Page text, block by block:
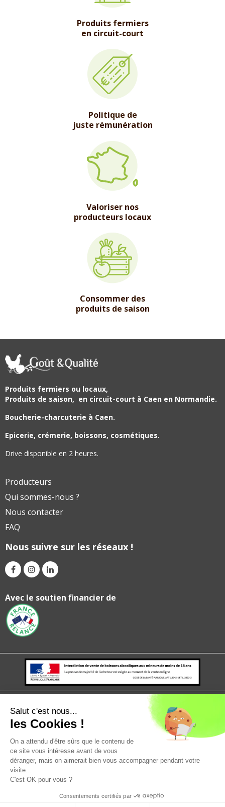
Produits fermiers
en circuit-court
Politique de
juste rémunération
Valoriser nos
producteurs locaux
Consommer des
produits de saison
Produits fermiers ou locaux,
Produits de saison, en circuit-court à Caen en Normandie.
Boucherie-charcuterie à Caen.
Epicerie, crémerie, boissons, cosmétiques.
Drive disponible en 2 heures.
Producteurs
Qui sommes-nous ?
Nous contacter
FAQ
Nous suivre sur les réseaux !
Avec le soutien financier de
politique de confidentialité
Salut c'est nous...
les Cookies !
On a attendu d'être sûrs que le contenu de
ce site vous intéresse avant de vous
déranger, mais on aimerait bien vous accompagner pendant votre
visite...
C'est OK pour vous ?
Consentements certifiés par